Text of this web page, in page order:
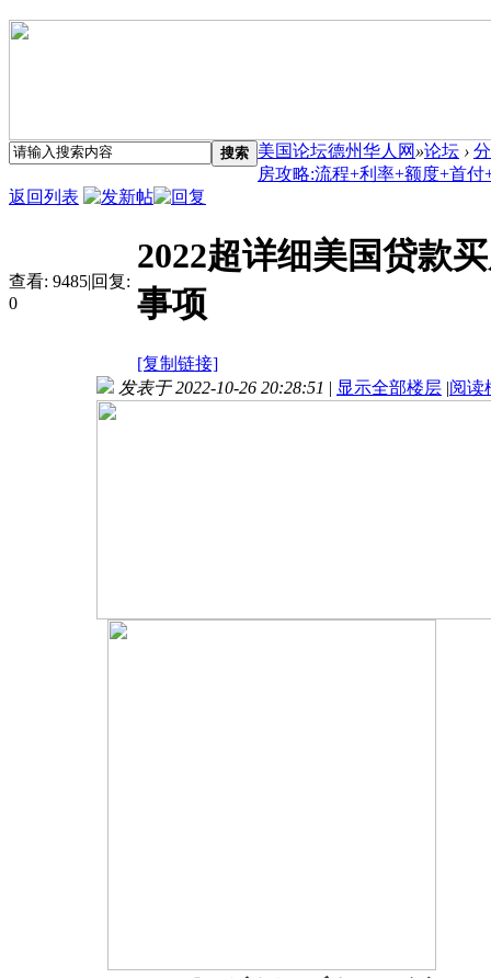
搜索 美国论坛德州华人网 »论坛 ›
房攻略:流程+利率+额度+首付
返回列表
查看: 9485|回复:
0
2022超详细美国贷款
事项
[复制链接]
发表于 2022-10-26 20:28:51 | 显示全部楼层 |阅读